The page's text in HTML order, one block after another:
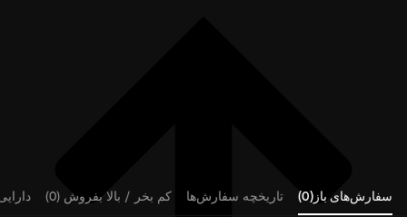
سفارش‌های باز(0) تاریخچه سفارش‌ها کم بخر / بالا بفروش (0)